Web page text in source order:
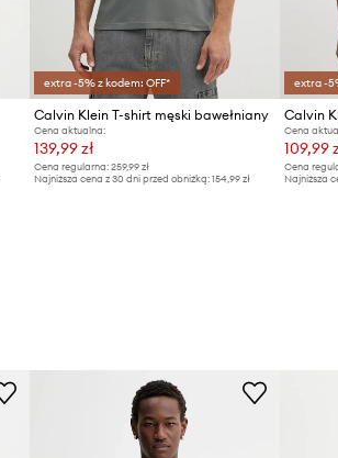
extra -5% z kodem: OFF*
Calvin Klein T-shirt męski bawełniany
Cena aktualna:
139,99 zł
Cena regularna: 259,99 zł
Najniższa cena z 30 dni przed obniżką: 154,99 zł
extra -
Calvin
Cena
109,99
Cena
Najniższa